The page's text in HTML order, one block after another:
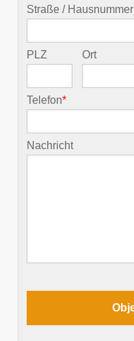
Straße / Hausnummer
PLZ Ort
Telefon*
Nachricht